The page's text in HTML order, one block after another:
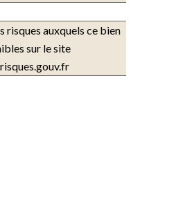
risques auxquels ce bien
sur le site